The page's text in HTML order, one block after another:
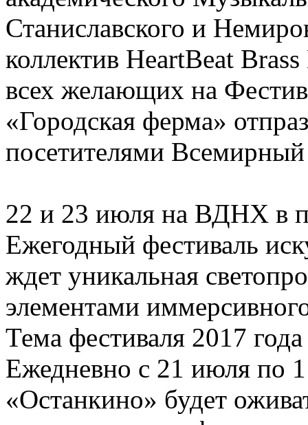
Станиславского и
коллектив HeartBeat
всех желающих на
«Городская ферма»
посетителями
22 и 23 июля на ВДНХ в
Ежегодный фестиваль
ждет уникальная
элементами
Тема фестиваля 2017
Ежедневно с 21 июля по 1
«Останкино» будет